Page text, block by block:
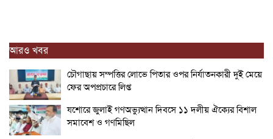
আরও খবর
চৌগাছায় সম্পত্তির লোভে পিতার ওপর নির্যাতনকারী দুই মেয়ে
ফের অপপ্রচারে লিপ্ত
যশোরে জুলাই গণঅভ্যুত্থান দিবসে ১১ দলীয় ঐক্যের বিশাল
সমাবেশ ও গণমিছিল